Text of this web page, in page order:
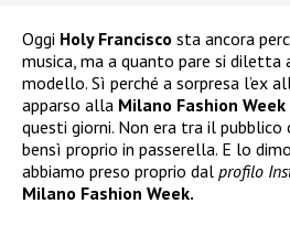
Oggi Holy Francisco sta ancora
musica, ma a quanto pare si diletta
modello. Sì perché a sorpresa l’ex
apparso alla Milano Fashion Week
questi giorni. Non era tra il
bensì proprio in passerella. E lo
abbiamo preso proprio dal profilo
Milano Fashion Week.